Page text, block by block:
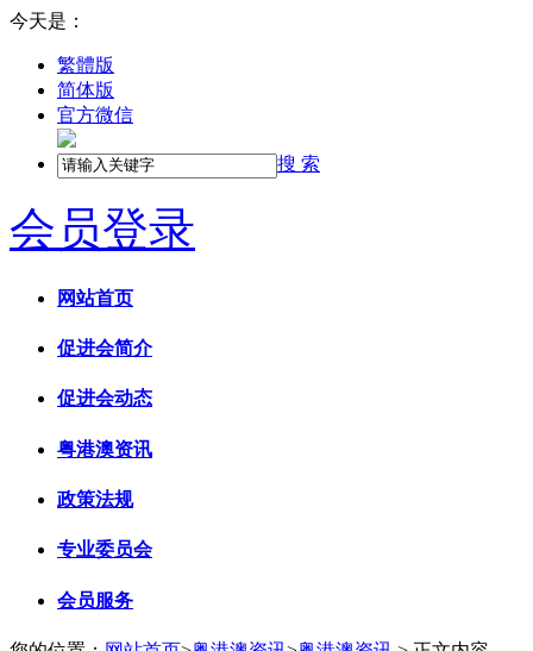
今天是：
繁體版
简体版
官方微信
搜 索
会员登录
网站首页
促进会简介
促进会动态
粤港澳资讯
政策法规
专业委员会
会员服务